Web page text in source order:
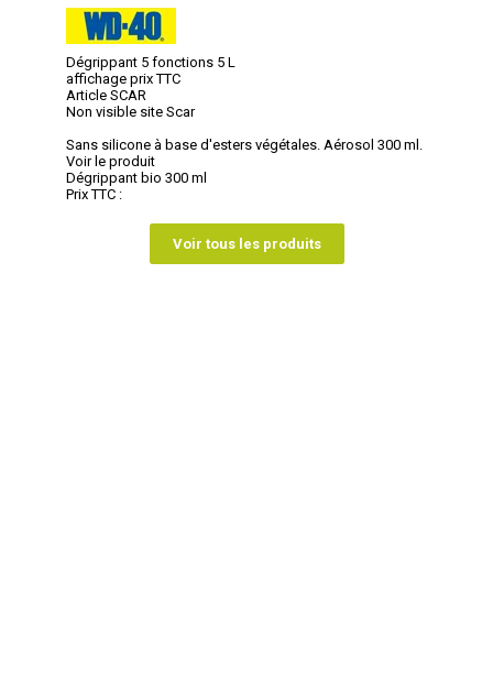
Dégrippant 5 fonctions 5 L
affichage prix TTC
Article SCAR
Non visible site Scar
Sans silicone à base d'esters végétales. Aérosol 300 ml.
Voir le produit
Dégrippant bio 300 ml
Prix TTC :
Voir tous les produits